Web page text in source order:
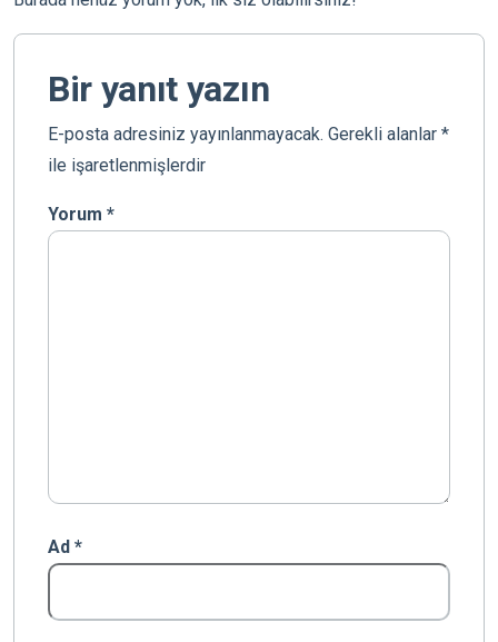
Bir yanıt yazın
E-posta adresiniz yayınlanmayacak. Gerekli alanlar *
ile işaretlenmişlerdir
Yorum *
Ad *